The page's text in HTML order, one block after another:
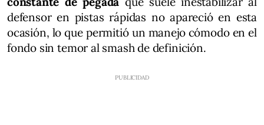
defensor en pistas rápidas no apareció en esta
ocasión, lo que permitió un manejo cómodo en el
fondo sin temor al smash de definición.